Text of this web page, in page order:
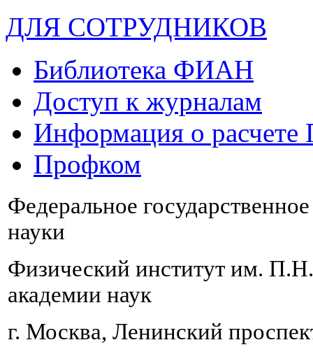
ДЛЯ СОТРУДНИКОВ
Библиотека ФИАН
Доступ к журналам
Информация о
Профком
Федеральное
науки
Физический институт им.
академии наук
г. Москва, Ленинский